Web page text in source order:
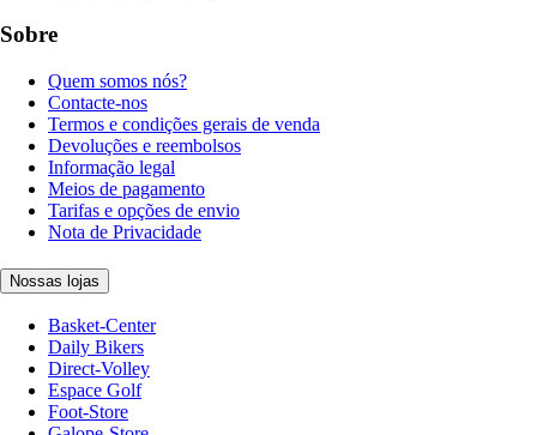
Sobre
Quem somos nós?
Contacte-nos
Termos e condições gerais de venda
Devoluções e reembolsos
Informação legal
Meios de pagamento
Tarifas e opções de envio
Nota de Privacidade
Nossas lojas
Basket-Center
Daily Bikers
Direct-Volley
Espace Golf
Foot-Store